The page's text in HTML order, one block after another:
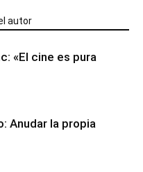
autor
«El cine es pura
Anudar la propia